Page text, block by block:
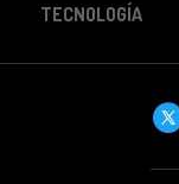
TECNOLOGÍA